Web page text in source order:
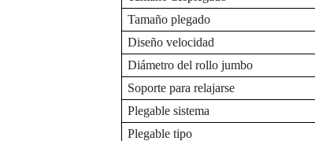
Tamaño plegado
Diseño velocidad
Diámetro del rollo jumbo
Soporte para relajarse
Plegable sistema
Plegable tipo